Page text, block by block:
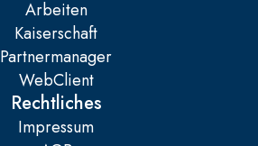
Arbeiten
Kaiserschaft
Partnermanager
WebClient
Rechtliches
Impressum